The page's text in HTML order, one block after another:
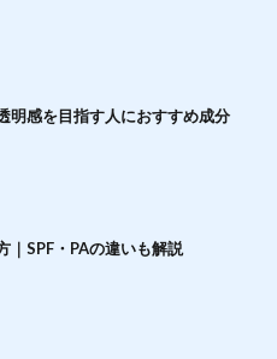
明感を目指す人におすすめ成分
｜SPF・PAの違いも解説